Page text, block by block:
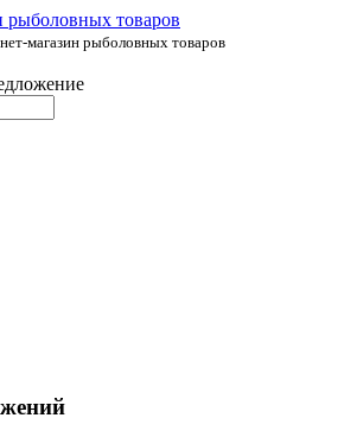
магазин рыболовных товаров